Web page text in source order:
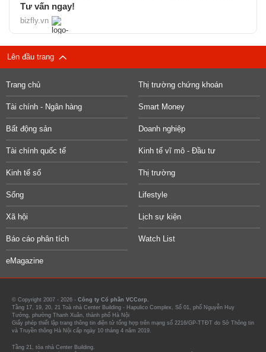
Tư vấn ngay!
bizfly.vn
Lên đầu trang
Trang chủ Thị trường chứng khoán
Tài chính - Ngân hàng Smart Money
Bất động sản Doanh nghiệp
Tài chính quốc tế Kinh tế vĩ mô - Đầu tư
Kinh tế số Thị trường
Sống Lifestyle
Xã hội Lịch sự kiện
Báo cáo phân tích Watch List
eMagazine
© Copyright 2007 - 2026 - Công ty Cổ phần VCCorp.
Tầng 17, 19, 20, 21 Toà nhà Center Building - Hapulico Complex, Số 01, phố Nguyễn Huy
Tưởng, phường Thanh Xuân, thành phố Hà Nội
Giấy phép thiết lập trang thông tin điện tử tổng hợp trên mạng số 2216/GP-TTĐT do Sở Thông tin
và Truyền thông Hà Nội cấp ngày 10 tháng 4 năm 2019.
Tầng 21, tòa nhà Center Building.